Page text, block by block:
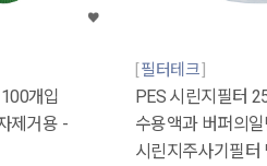
개입
제거용 -
필터테크
PES 시린지필터
수용액과 버퍼의
시린지주사기필터